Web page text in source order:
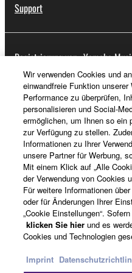
Support
Registrierung von „Yamaha
Über Yamaha
Österreich - German
Business
Wir verwenden Cookies und
einwandfreie Funktion
Performance zu überprüfen,
personalisieren und Social-
ermöglichen, um Ihnen so ein
zur Verfügung zu stellen.
Informationen zu Ihrer
unsere Partner für Werbung,
Mit einem Klick auf „Alle
der Verwendung von Cookies
Für weitere Informationen
oder für Änderungen Ihrer
„Cookie Einstellungen“.
klicken Sie hier und es
Cookies und Technologien
Imprint